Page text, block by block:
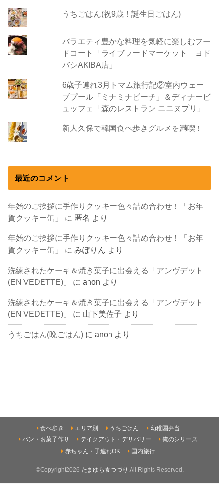
うちごはん(祝9歳！誕生日ごはん)
バラエティ豊かな料理を気軽に楽しむフー
ドコート「ライブフードマーケット ヨド
バシAKIBA店」
6歳子連れ3月トマム旅行記②室内ウェー
ブプール「ミナミナビーチ」＆ディナービ
ュッフェ「森のレストラン ニニヌプリ」
新大久保で韓国食べ歩きグルメを満喫！
最近のコメント
年始のご挨拶に手作りクッキー色々詰め合わせ！「お年
賀クッキー缶」
に 匿名 より
年始のご挨拶に手作りクッキー色々詰め合わせ！「お年
賀クッキー缶」
にみぽりん より
洗練されたケーキ＆焼き菓子に出会える「アンヴデット
(EN VEDETTE)」
にanon より
洗練されたケーキ＆焼き菓子に出会える「アンヴデット
(EN VEDETTE)」
に 山下美佐子 より
うちごはん(晩ごはん) にanon より
食べ歩き エリア別 うちごはん
幼稚園弁当
パン・お菓子作り
テイクアウト・デリバリー
俺のシリーズ
赤ちゃん・子連れOK
国内旅行
©Copyright2026 たまゆら食つづり .All Rights Reserved.